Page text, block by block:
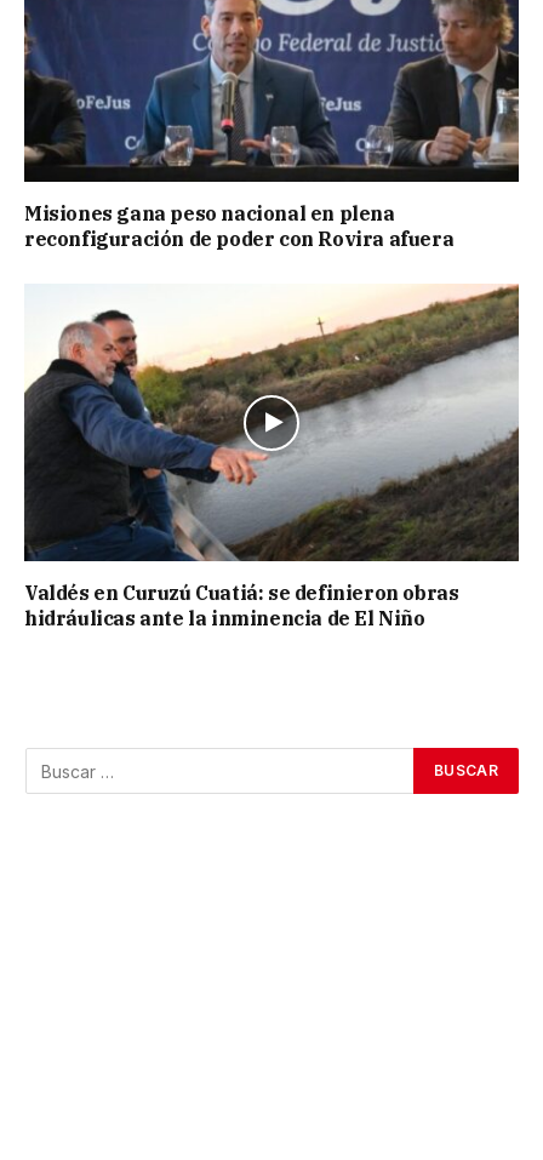
Misiones gana peso nacional en plena
reconfiguración de poder con Rovira afuera
Valdés en Curuzú Cuatiá: se definieron obras
hidráulicas ante la inminencia de El Niño